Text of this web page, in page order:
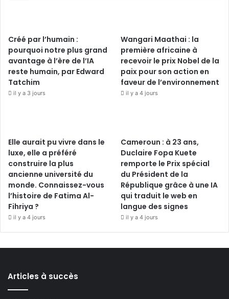
Créé par l’humain :
pourquoi notre plus grand
avantage à l’ère de l’IA
reste humain, par Edward
Tatchim
il y a 3 jours
Wangari Maathai : la
première africaine à
recevoir le prix Nobel de la
paix pour son action en
faveur de l’environnement
il y a 4 jours
Elle aurait pu vivre dans le
luxe, elle a préféré
construire la plus
ancienne université du
monde. Connaissez-vous
l’histoire de Fatima Al-
Fihriya ?
il y a 4 jours
Cameroun : à 23 ans,
Duclaire Fopa Kuete
remporte le Prix spécial
du Président de la
République grâce à une IA
qui traduit le web en
langue des signes
il y a 4 jours
Articles à succès